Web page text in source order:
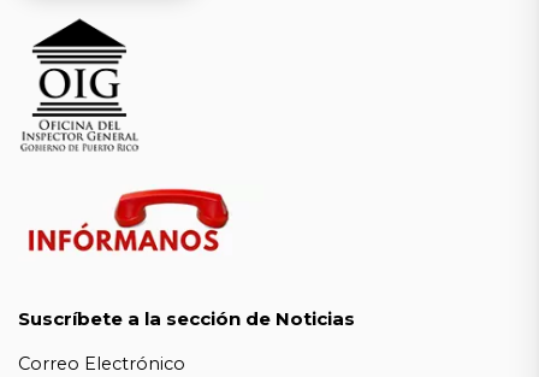
Suscríbete a la sección de Noticias
Correo Electrónico